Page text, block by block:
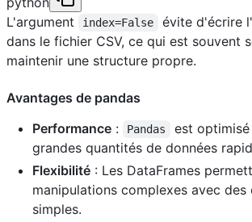
L'argument
index=False
évite d'écrire
dans le fichier CSV, ce qui est souvent
maintenir une structure propre.
Avantages de pandas
Performance : Pandas
est
grandes quantités de données
Flexibilité : Les DataFrames
manipulations complexes avec des
simples.